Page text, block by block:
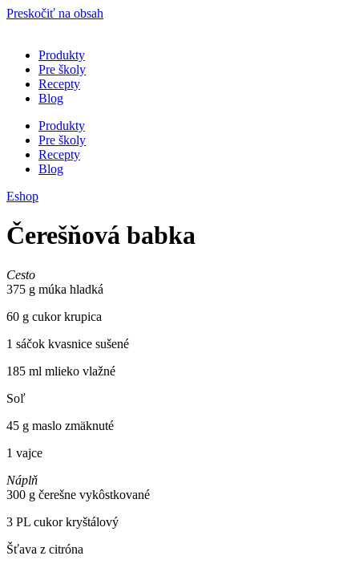
Preskočiť na obsah
Produkty
Pre školy
Recepty
Blog
Produkty
Pre školy
Recepty
Blog
Eshop
Čerešňová babka
Cesto
375 g múka hladká
60 g cukor krupica
1 sáčok kvasnice sušené
185 ml mlieko vlažné
Soľ
45 g maslo zmäknuté
1 vajce
Náplň
300 g čerešne vykôstkované
3 PL cukor kryštálový
Šťava z citróna